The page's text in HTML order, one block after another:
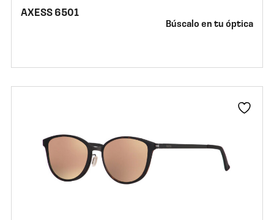
AXESS 6501
Búscalo en tu óptica